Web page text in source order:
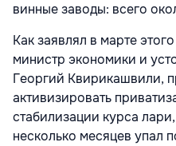
винные заводы: всего
Как заявлял в марте
министр экономики и
Георгий Квирикашвили,
активизировать
стабилизации курса
несколько месяцев упал